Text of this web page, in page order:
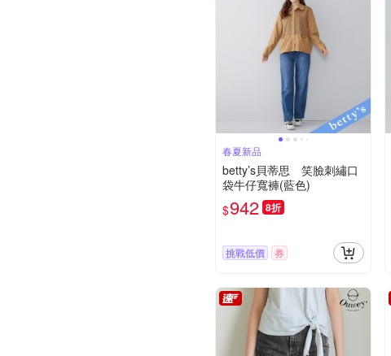
春夏新品
betty’s貝蒂思 笑臉刺繡口
袋牛仔寬褲(藍色)
$942 8折
挑戰低價 券